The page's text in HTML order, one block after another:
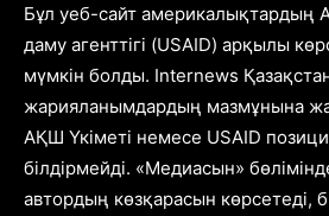
Бұл уеб-сайт америкалықтардың
даму агенттігі (USAID) арқылы
мүмкін болды. Internews
жарияланымдардың мазмұнына
АҚШ Үкіметі немесе USAID
білдірмейді. «Медиасын»
автордың көзқарасын көрсетеді,